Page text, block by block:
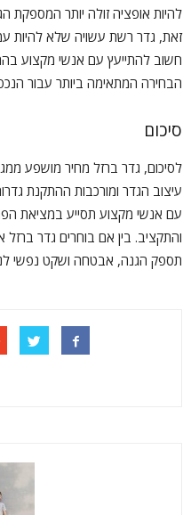
להיות אופציה זולה יותר המספקת
זאת, גדר רשת עשויה שלא להיות
חשוב להתייעץ עם אנשי מקצוע
הבחירה המתאימה ביותר עבור
סיכום
לסיכום, גדר ברזל מחיר מושפע
עיצוב הגדר ומורכבות ההתקנת
עם אנשי מקצוע תסייע במציאת
והתקציב. בין אם בוחרים גדר
תספק הגנה, אבטחה ושקט נפשי